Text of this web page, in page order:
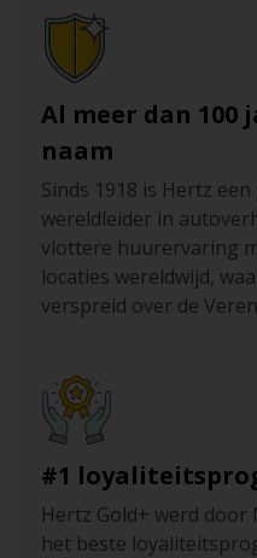
Al meer dan 100
naam
Sinds 1918 is Hertz
wereldleider in
vlottere huurervaring
locaties wereldwijd,
verspreid over de
#1
Hertz Gold+ werd
het beste